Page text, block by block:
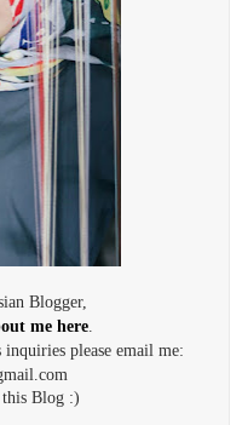
Blogger,
me here.
please email me:
Blog :)